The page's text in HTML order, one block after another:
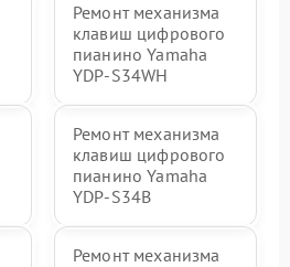
Ремонт механизма
клавиш цифрового
пианино Yamaha
YDP-S34WH
Ремонт механизма
клавиш цифрового
пианино Yamaha
YDP-S34B
Ремонт механизма